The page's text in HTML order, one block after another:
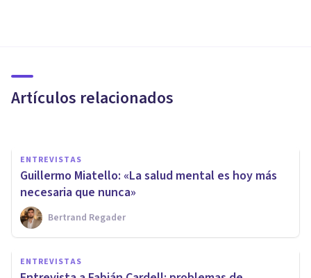
Artículos relacionados
muchos mitos»
ENTREVISTAS
Guillermo Miatello: «La salud mental es hoy más
necesaria que nunca»
Bertrand Regader
ENTREVISTAS
ENTREVISTAS
Andrés Quinteros: "El estrés
también es adaptativo y